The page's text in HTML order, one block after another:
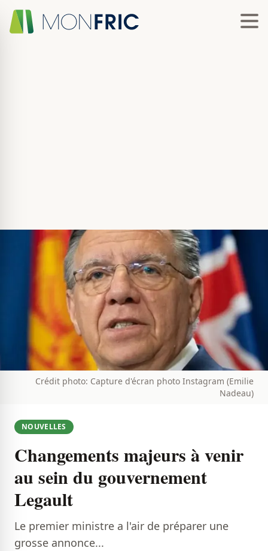
Crédit photo: Capture d'écran photo Instagram (Emilie
Nadeau)
NOUVELLES
Changements majeurs à venir
au sein du gouvernement
Legault
Le premier ministre a l'air de préparer une
grosse annonce...